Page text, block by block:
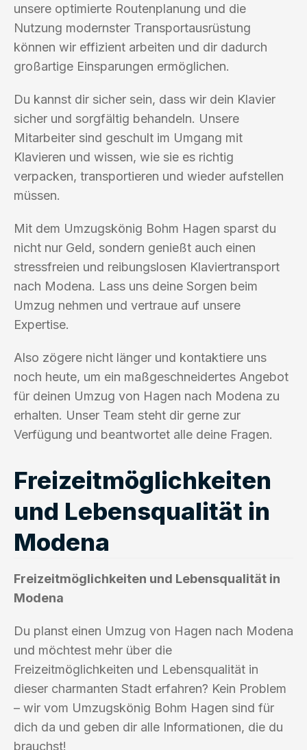
unsere optimierte Routenplanung und die
Nutzung modernster Transportausrüstung
können wir effizient arbeiten und dir dadurch
großartige Einsparungen ermöglichen.
Du kannst dir sicher sein, dass wir dein Klavier
sicher und sorgfältig behandeln. Unsere
Mitarbeiter sind geschult im Umgang mit
Klavieren und wissen, wie sie es richtig
verpacken, transportieren und wieder aufstellen
müssen.
Mit dem Umzugskönig Bohm Hagen sparst du
nicht nur Geld, sondern genießt auch einen
stressfreien und reibungslosen Klaviertransport
nach Modena. Lass uns deine Sorgen beim
Umzug nehmen und vertraue auf unsere
Expertise.
Also zögere nicht länger und kontaktiere uns
noch heute, um ein maßgeschneidertes Angebot
für deinen Umzug von Hagen nach Modena zu
erhalten. Unser Team steht dir gerne zur
Verfügung und beantwortet alle deine Fragen.
Freizeitmöglichkeiten
und Lebensqualität in
Modena
Freizeitmöglichkeiten und Lebensqualität in
Modena
Du planst einen Umzug von Hagen nach Modena
und möchtest mehr über die
Freizeitmöglichkeiten und Lebensqualität in
dieser charmanten Stadt erfahren? Kein Problem
– wir vom Umzugskönig Bohm Hagen sind für
dich da und geben dir alle Informationen, die du
brauchst!